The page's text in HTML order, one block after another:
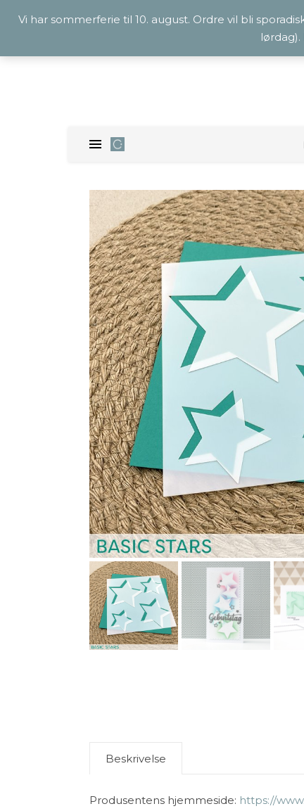
Beskrivelse
Produsentens hjemmeside: https://
Vi har sommerferie til 10. august. Ordre vil bli
lørdag).